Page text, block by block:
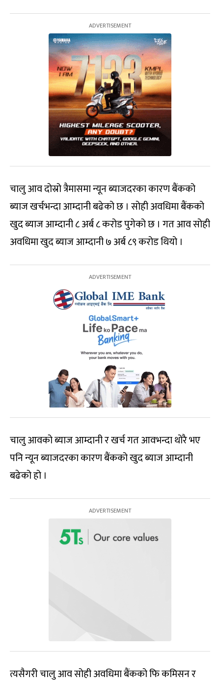
चालु आव दोस्रो त्रैमासमा न्यून ब्याजदरका कारण बैंकको
ब्याज खर्चभन्दा आम्दानी बढेको छ । सोही अवधिमा बैंकको
खुद ब्याज आम्दानी ८ अर्ब ८ करोड पुगेको छ । गत आव सोही
अवधिमा खुद ब्याज आम्दानी ७ अर्ब ८९ करोड थियो ।
चालु आवको ब्याज आम्दानी र खर्च गत आवभन्दा थोरै भए
पनि न्यून ब्याजदरका कारण बैंकको खुद ब्याज आम्दानी
बढेको हो ।
त्यसैगरी चालु आव सोही अवधिमा बैंकको फि कमिसन र